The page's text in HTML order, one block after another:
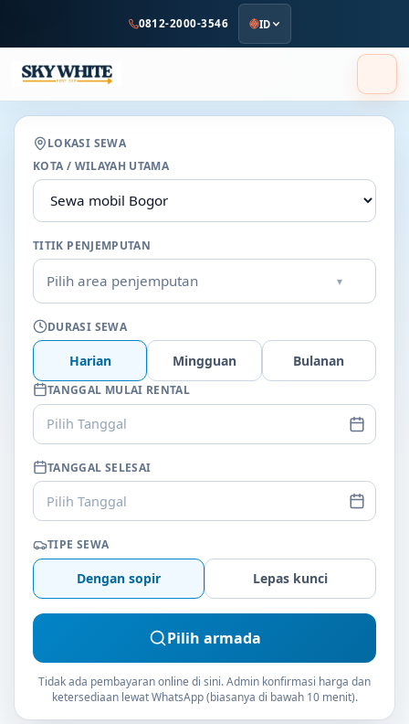
utama
0812-2000-3546 ID
LOKASI SEWA
KOTA / WILAYAH UTAMA
TITIK PENJEMPUTAN
Pilih area penjemputan ▾
DURASI SEWA
Harian Mingguan Bulanan
TANGGAL MULAI RENTAL
Pilih Tanggal
TANGGAL SELESAI
Pilih Tanggal
TIPE SEWA
Dengan sopir Lepas kunci
Pilih armada
Tidak ada pembayaran online di sini. Admin konfirmasi harga dan
ketersediaan lewat WhatsApp (biasanya di bawah 10 menit).